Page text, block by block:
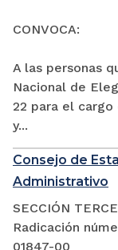
CONVOCA:
A las personas
Nacional de
22 para el cargo
y...
Consejo de
Administrativo
SECCIÓN
Radicación
01847-00